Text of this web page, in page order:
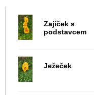
Zajíček s
podstavcem
Ježeček